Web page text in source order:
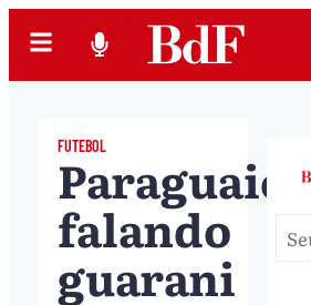
FUTEBOL
Paraguaios
falando
guarani